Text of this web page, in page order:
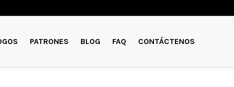
PATRONES BLOG FAQ
CONTÁCTENOS